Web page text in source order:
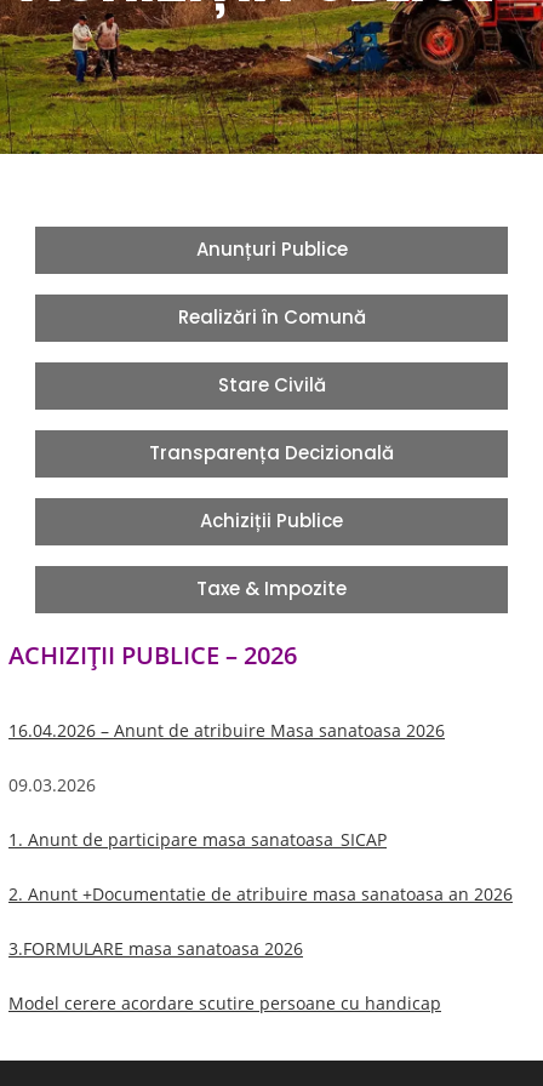
Anunțuri Publice
Realizări în Comună
Stare Civilă
Transparența Decizională
Achiziții Publice
Taxe & Impozite
ACHIZIȚII PUBLICE – 2026
16.04.2026 – Anunt de atribuire Masa sanatoasa 2026
09.03.2026
1. Anunt de participare masa sanatoasa_SICAP
2. Anunt +Documentatie de atribuire masa sanatoasa an 2026
3.FORMULARE masa sanatoasa 2026
Model cerere acordare scutire persoane cu handicap